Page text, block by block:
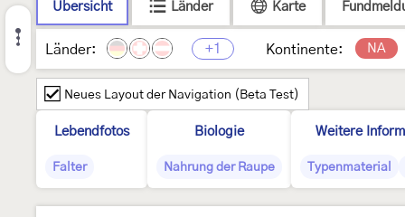
Übersicht Länder Karte
Länder: +1 Kontinente: NA
Neues Layout der Navigation (Beta Test)
Lebendfotos
Falter
Biologie
Nahrung der Raupe
Weitere
Typenmaterial